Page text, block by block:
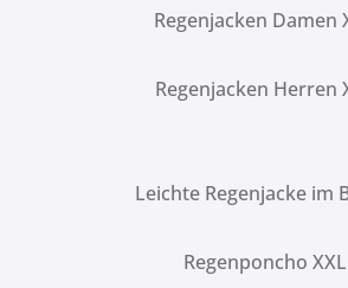
Regenjacken Damen
Regenjacken Herren
Leichte Regenjacke im
Regenponcho XXL